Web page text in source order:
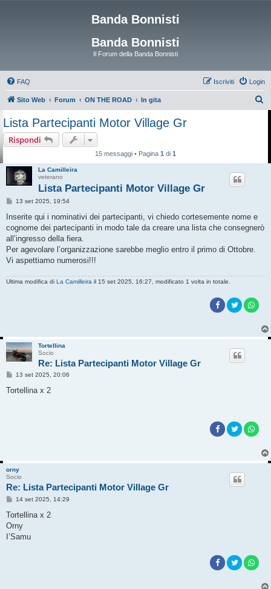
Banda Bonnisti
Banda Bonnisti
Il Forum della Banda Bonnisti
FAQ Login
Iscriviti
Sito Web Forum ON THE ROAD In gita
Lista Partecipanti Motor Village Gr
Rispondi
15 messaggi • Pagina 1 di 1
La Camilleira
veterano
Lista Partecipanti Motor Village Gr
M
s
a
g
i
o
13 set 2025, 19:54
Inserite qui i nominativi dei partecipanti, vi chiedo cortesemente nome e
cognome dei partecipanti in modo tale da creare una lista che consegnerò
all’ingresso della fiera.
Per agevolare l’organizzazione sarebbe meglio entro il primo di Ottobre.
Vi aspettiamo numerosi!!!
Ultima modifica di La Camilleira il 15 set 2025, 16:27, modificato 1 volta in totale.
Tortellina
Socio
Re: Lista Partecipanti Motor Village Gr
M
s
13 set 2025, 20:06
Tortellina x 2
orny
Socio
Re: Lista Partecipanti Motor Village Gr
M
s
a
g
14 set 2025, 14:29
Tortellina x 2
Orny
I’Samu